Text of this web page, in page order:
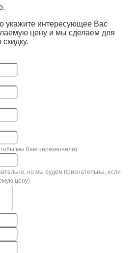
укажите интересующее Вас
цену и мы сделаем для
мы Вам перезвонили)
но мы будем признательны, если
цену)